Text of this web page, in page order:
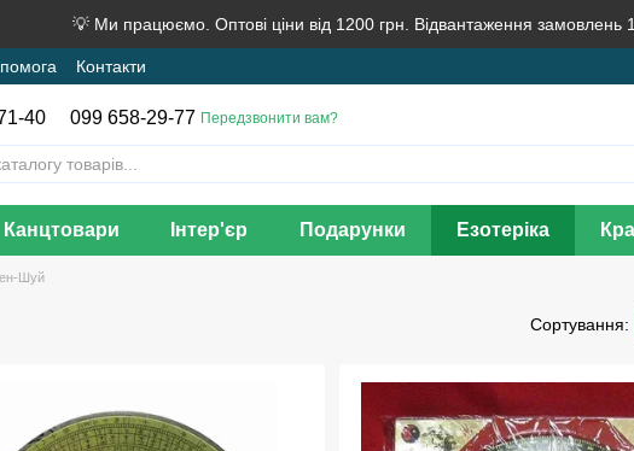
💡 Ми працюємо. Оптові ціни від 1200 грн. Відвантаження замовлень
Контакти
40 099 658-29-77 Передзвонити вам?
Канцтовари Інтер'єр Подарунки Езотеріка
Шуй
Сортування: